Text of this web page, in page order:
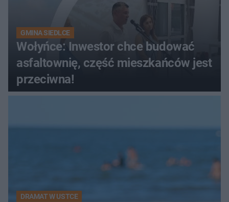
GMINA SIEDLCE
Wołyńce: Inwestor chce budować
asfaltownię, część mieszkańców jest
przeciwna!
DRAMAT W USTCE